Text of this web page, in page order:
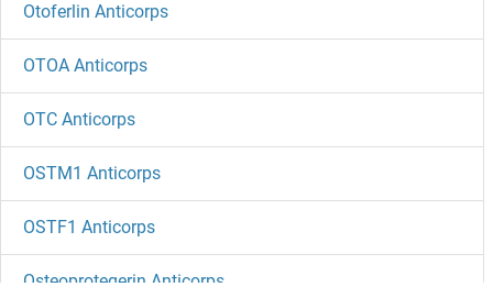
Otoferlin Anticorps
OTOA Anticorps
OTC Anticorps
OSTM1 Anticorps
OSTF1 Anticorps
Osteoprotegerin Anticorps